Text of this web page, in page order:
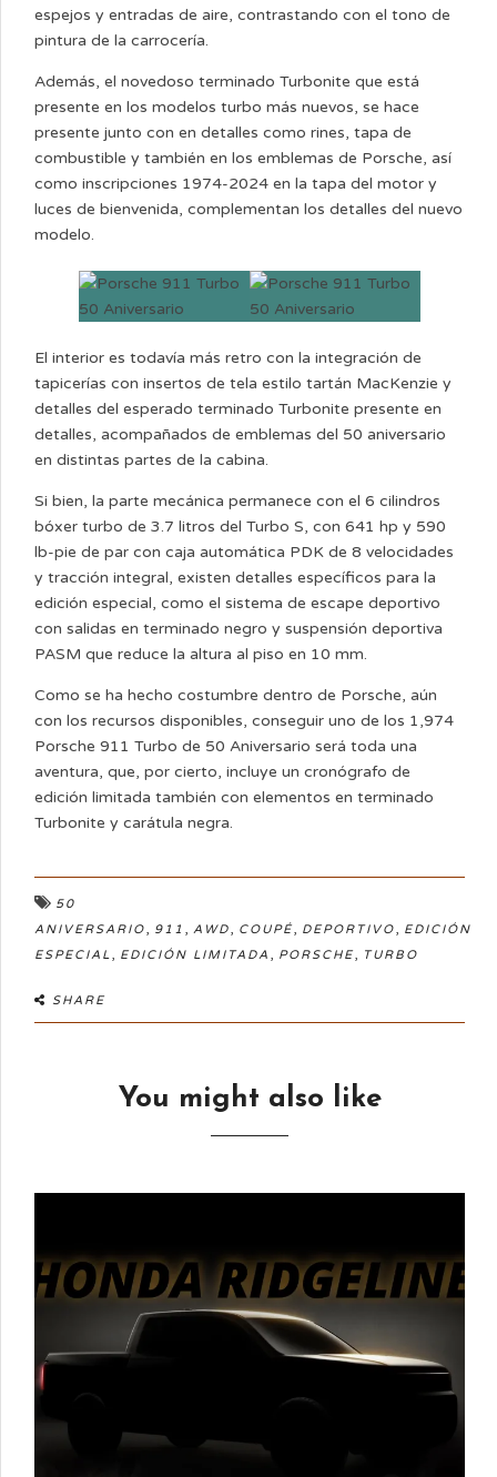
espejos y entradas de aire, contrastando con el tono de
pintura de la carrocería.
Además, el novedoso terminado Turbonite que está
presente en los modelos turbo más nuevos, se hace
presente junto con en detalles como rines, tapa de
combustible y también en los emblemas de Porsche, así
como inscripciones 1974-2024 en la tapa del motor y
luces de bienvenida, complementan los detalles del nuevo
modelo.
El interior es todavía más retro con la integración de
tapicerías con insertos de tela estilo tartán MacKenzie y
detalles del esperado terminado Turbonite presente en
detalles, acompañados de emblemas del 50 aniversario
en distintas partes de la cabina.
Si bien, la parte mecánica permanece con el 6 cilindros
bóxer turbo de 3.7 litros del Turbo S, con 641 hp y 590
lb-pie de par con caja automática PDK de 8 velocidades
y tracción integral, existen detalles específicos para la
edición especial, como el sistema de escape deportivo
con salidas en terminado negro y suspensión deportiva
PASM que reduce la altura al piso en 10 mm.
Como se ha hecho costumbre dentro de Porsche, aún
con los recursos disponibles, conseguir uno de los 1,974
Porsche 911 Turbo de 50 Aniversario será toda una
aventura, que, por cierto, incluye un cronógrafo de
edición limitada también con elementos en terminado
Turbonite y carátula negra.
50
ANIVERSARIO, 911 , AWD, COUPÉ, DEPORTIVO, EDICIÓN
ESPECIAL, EDICIÓN LIMITADA , PORSCHE, TURBO
SHARE
You might also like